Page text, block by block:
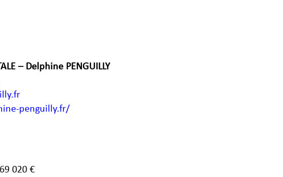
– Delphine PENGUILLY
penguilly.fr/
020 €